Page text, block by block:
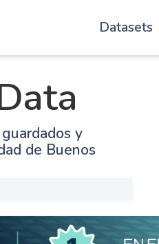
Datasets
y
de Buenos